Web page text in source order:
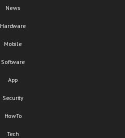
News
Hardware
Mobile
Software
App
Security
HowTo
Tech